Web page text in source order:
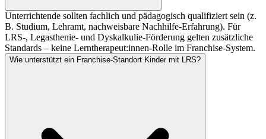
Unterrichtende sollten fachlich und pädagogisch qualifiziert sein (z.
B. Studium, Lehramt, nachweisbare Nachhilfe-Erfahrung). Für
LRS-, Legasthenie- und Dyskalkulie-Förderung gelten zusätzliche
Standards – keine Lerntherapeut:innen-Rolle im Franchise-System.
Wie unterstützt ein Franchise-Standort Kinder mit LRS?